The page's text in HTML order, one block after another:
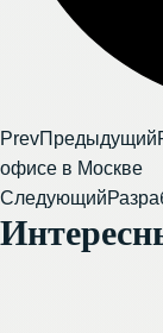
PrevПредыдущий
офисе в Москве
Следующий